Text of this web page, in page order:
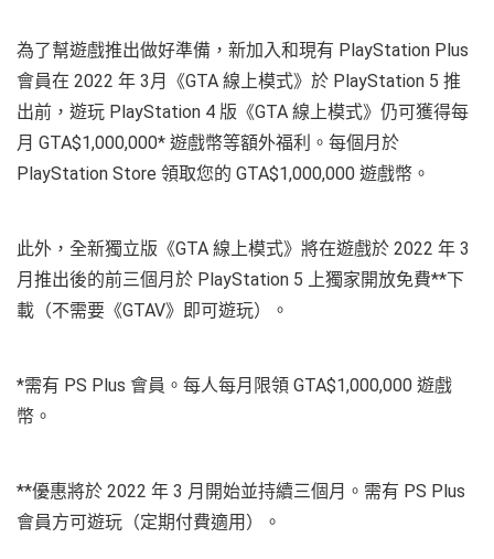
為了幫遊戲推出做好準備，新加入和現有 PlayStation Plus
會員在 2022 年 3月《GTA 線上模式》於 PlayStation 5 推
出前，遊玩 PlayStation 4 版《GTA 線上模式》仍可獲得每
月 GTA$1,000,000* 遊戲幣等額外福利。每個月於
PlayStation Store 領取您的 GTA$1,000,000 遊戲幣。
此外，全新獨立版《GTA 線上模式》將在遊戲於 2022 年 3
月推出後的前三個月於 PlayStation 5 上獨家開放免費**下
載（不需要《GTAV》即可遊玩）。
*需有 PS Plus 會員。每人每月限領 GTA$1,000,000 遊戲
幣。
**優惠將於 2022 年 3 月開始並持續三個月。需有 PS Plus
會員方可遊玩（定期付費適用）。